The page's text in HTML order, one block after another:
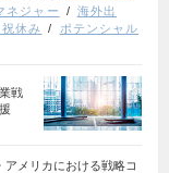
ネジャー
海外出
祝休み
ポテンシャル
戦
援
アメリカにおける戦略コ